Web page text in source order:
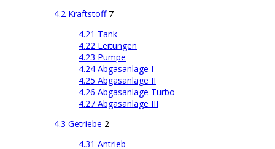
4.2 Kraftstoff 7
4.21 Tank
4.22 Leitungen
4.23 Pumpe
4.24 Abgasanlage I
4.25 Abgasanlage II
4.26 Abgasanlage Turbo
4.27 Abgasanlage III
4.3 Getriebe 2
4.31 Antrieb